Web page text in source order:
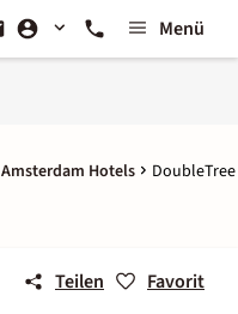
Menü
Amsterdam Hotels
Teilen Favorit